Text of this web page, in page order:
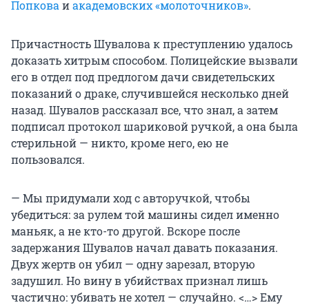
Попкова иакадемовских «молоточников».
Причастность Шувалова к преступлению удалось
доказать хитрым способом. Полицейские вызвали
его в отдел под предлогом дачи свидетельских
показаний о драке, случившейся несколько дней
назад. Шувалов рассказал все, что знал, а затем
подписал протокол шариковой ручкой, а она была
стерильной — никто, кроме него, ею не
пользовался.
— Мы придумали ход с авторучкой, чтобы
убедиться: за рулем той машины сидел именно
маньяк, а не кто-то другой. Вскоре после
задержания Шувалов начал давать показания.
Двух жертв он убил — одну зарезал, вторую
задушил. Но вину в убийствах признал лишь
частично: убивать не хотел — случайно. <…> Ему